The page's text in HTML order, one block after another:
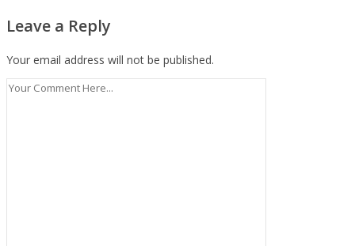
Leave a Reply
Your email address will not be published.